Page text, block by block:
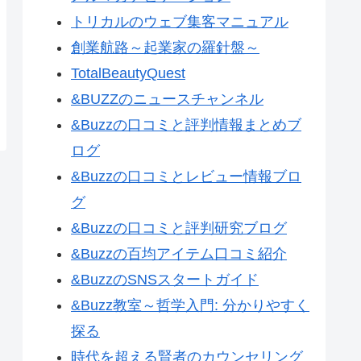
トリカルのウェブ集客マニュアル
創業航路～起業家の羅針盤～
TotalBeautyQuest
&BUZZのニュースチャンネル
&Buzzの口コミと評判情報まとめブ
ログ
&Buzzの口コミとレビュー情報ブロ
グ
&Buzzの口コミと評判研究ブログ
&Buzzの百均アイテム口コミ紹介
&BuzzのSNSスタートガイド
&Buzz教室～哲学入門: 分かりやすく
探る
時代を超える賢者のカウンセリング